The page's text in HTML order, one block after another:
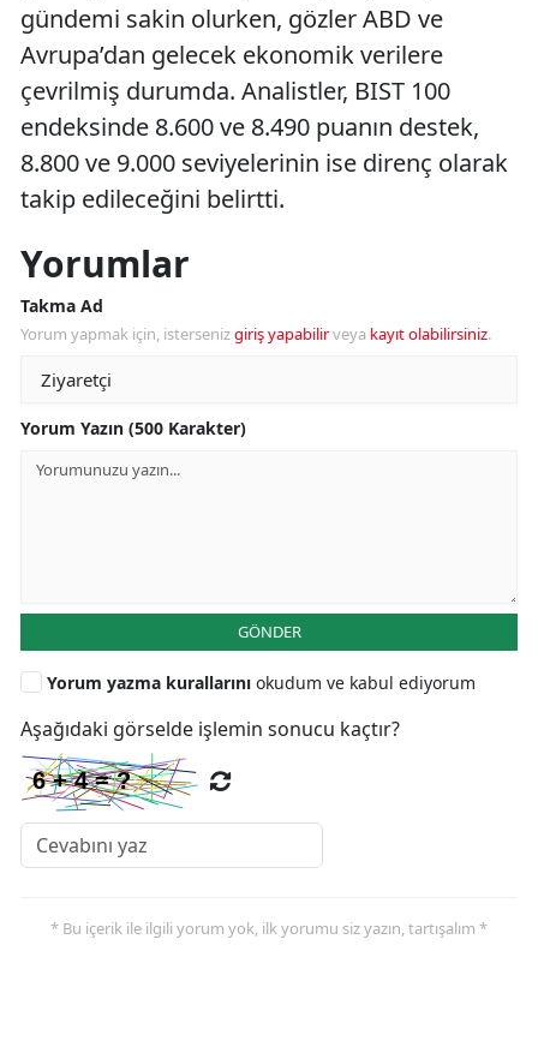
gündemi sakin olurken, gözler ABD ve
Avrupa’dan gelecek ekonomik verilere
çevrilmiş durumda. Analistler, BIST 100
endeksinde 8.600 ve 8.490 puanın destek,
8.800 ve 9.000 seviyelerinin ise direnç olarak
takip edileceğini belirtti.
Yorumlar
Takma Ad
Yorum yapmak için, istersenizgiriş yapabilirveya kayıt olabilirsiniz.
Yorum Yazın (500 Karakter)
GÖNDER
Yorum yazma kurallarını okudum ve kabul ediyorum
Aşağıdaki görselde işlemin sonucu kaçtır?
* Bu içerik ile ilgili yorum yok, ilk yorumu siz yazın, tartışalım *